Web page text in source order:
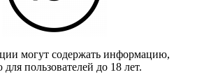
могут содержать информацию,
пользователей до 18 лет.